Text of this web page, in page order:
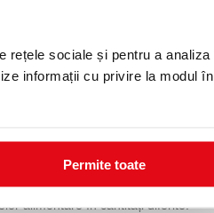
rețele sociale și pentru a analiza
informații cu privire la modul în
Permite toate
alimentare în cantități diferite.